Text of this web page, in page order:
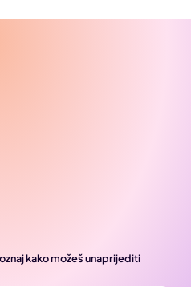
kako možeš unaprijediti